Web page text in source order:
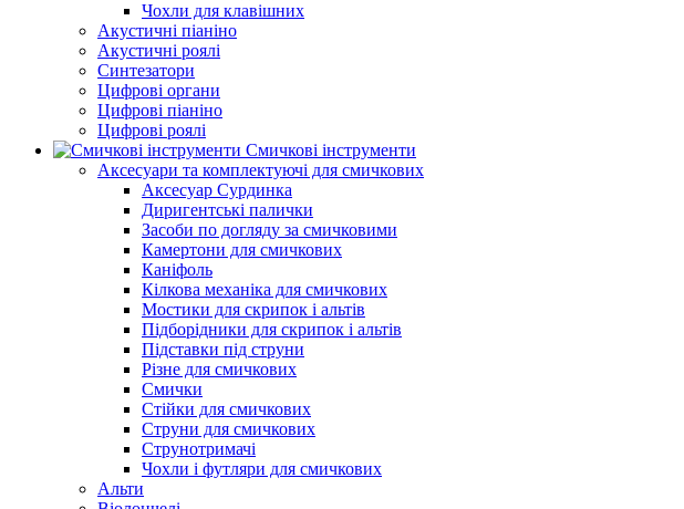
Чохли для клавішних
Акустичні піаніно
Акустичні роялі
Синтезатори
Цифрові органи
Цифрові піаніно
Цифрові роялі
Смичкові інструменти
Аксесуари та комплектуючі для смичкових
Аксесуар Сурдинка
Диригентські палички
Засоби по догляду за смичковими
Камертони для смичкових
Каніфоль
Кілкова механіка для смичкових
Мостики для скрипок і альтів
Підборiдники для скрипок і альтів
Підставки під струни
Різне для смичкових
Смички
Стійки для смичкових
Струни для смичкових
Струнотримачі
Чохли і футляри для смичкових
Альти